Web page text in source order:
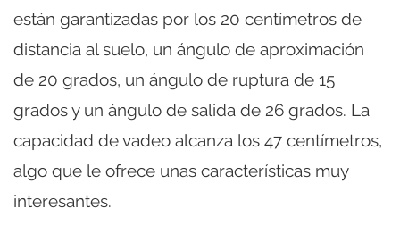
están garantizadas por los 20 centímetros de
distancia al suelo, un ángulo de aproximación
de 20 grados, un ángulo de ruptura de 15
grados y un ángulo de salida de 26 grados. La
capacidad de vadeo alcanza los 47 centímetros,
algo que le ofrece unas características muy
interesantes.